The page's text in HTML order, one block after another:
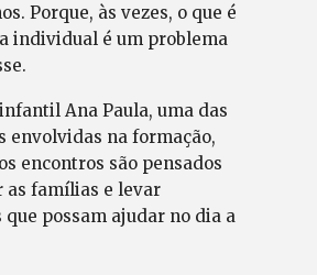
Porque, às vezes, o que é
individual é um problema
Ana Paula, uma das
envolvidas na formação,
encontros são pensados
as famílias e levar
possam ajudar no dia a